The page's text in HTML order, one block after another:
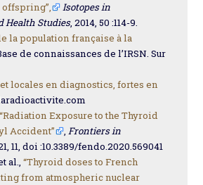
Isotopes in
Health Studies, 2014, 50 :114-9.
la population française à la
de connaissances de l’IRSN. Sur
locales en diagnostics, fortes en
“Radiation Exposure to the Thyroid
Accident”
,Frontiers in
11, doi :10.3389/fendo.2020.569041
al.,“Thyroid doses to French
from atmospheric nuclear